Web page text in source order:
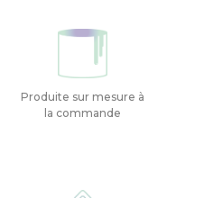
Produite sur mesure à
la commande